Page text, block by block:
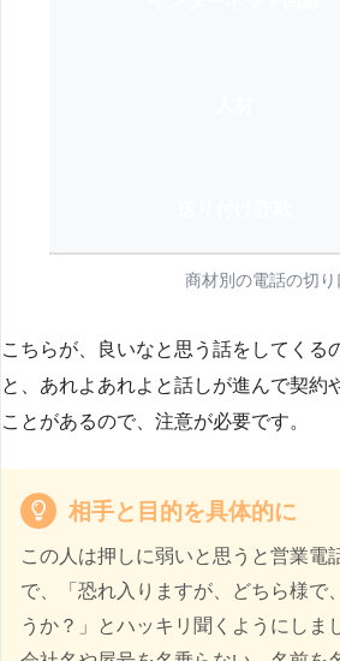
商材別の電話の切り
こちらが、良いなと思う話をしてくる
と、あれよあれよと話しが進んで契約
ことがあるので、注意が必要です。
相手と目的を具体的に
この人は押しに弱いと思うと営業電
で、「恐れ入りますが、どちら様で
うか？」とハッキリ聞くようにしま